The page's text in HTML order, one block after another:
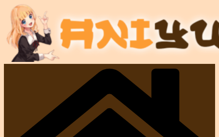
Passer
contenu